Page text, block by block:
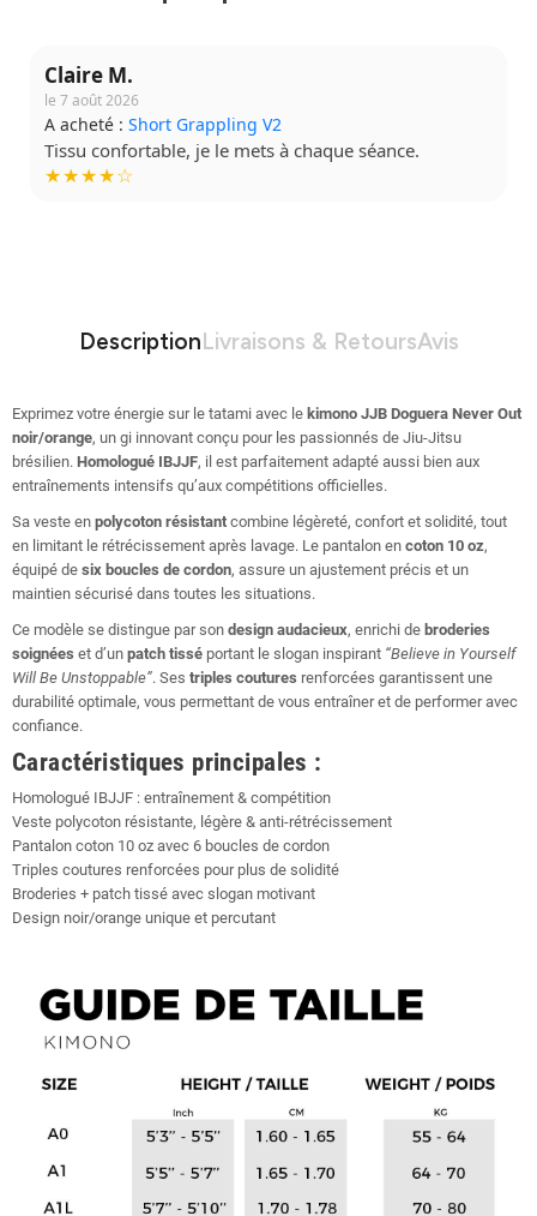
Claire M.
le 7 août 2026
A acheté : Short Grappling V2
Tissu confortable, je le mets à chaque séance.
★★★★☆
DescriptionLivraisons & RetoursAvis
Exprimez votre énergie sur le tatami avec le kimono JJB Doguera Never Out
noir/orange, un gi innovant conçu pour les passionnés de Jiu-Jitsu
brésilien. Homologué IBJJF, il est parfaitement adapté aussi bien aux
entraînements intensifs qu’aux compétitions officielles.
Sa veste en polycoton résistant combine légèreté, confort et solidité, tout
en limitant le rétrécissement après lavage. Le pantalon en coton 10 oz,
équipé de six boucles de cordon, assure un ajustement précis et un
maintien sécurisé dans toutes les situations.
Ce modèle se distingue par son design audacieux, enrichi de broderies
soignées et d’un patch tissé portant le slogan inspirant “Believe in Yourself
Will Be Unstoppable”. Ses triples coutures renforcées garantissent une
durabilité optimale, vous permettant de vous entraîner et de performer avec
confiance.
Caractéristiques principales :
Homologué IBJJF : entraînement & compétition
Veste polycoton résistante, légère & anti-rétrécissement
Pantalon coton 10 oz avec 6 boucles de cordon
Triples coutures renforcées pour plus de solidité
Broderies + patch tissé avec slogan motivant
Design noir/orange unique et percutant